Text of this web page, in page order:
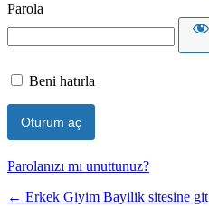
Parola
Beni hatırla
Parolanızı mı unuttunuz?
← Erkek Giyim Bayilik sitesine git